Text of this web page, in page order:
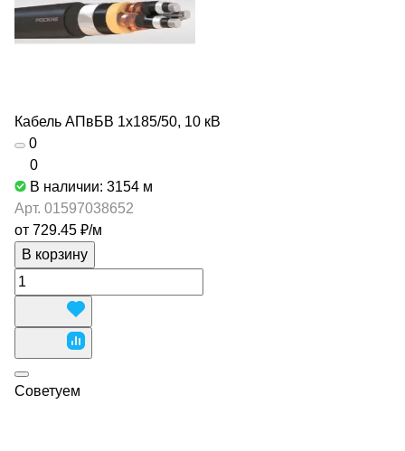
Кабель АПвБВ 1х185/50, 10 кВ
0
0
В наличии: 3154 м
Арт. 01597038652
от 729.45 ₽/м
В корзину
Советуем